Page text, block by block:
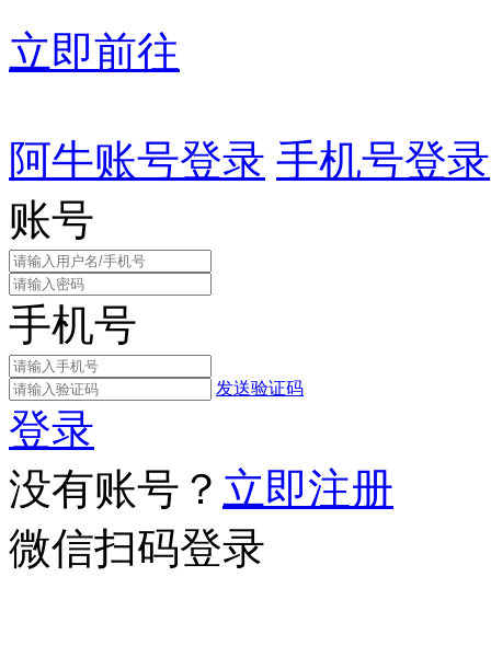
立即前往
阿牛账号登录 手机号登录
账号
手机号
发送验证码
登录
没有账号？ 立即注册
微信扫码登录